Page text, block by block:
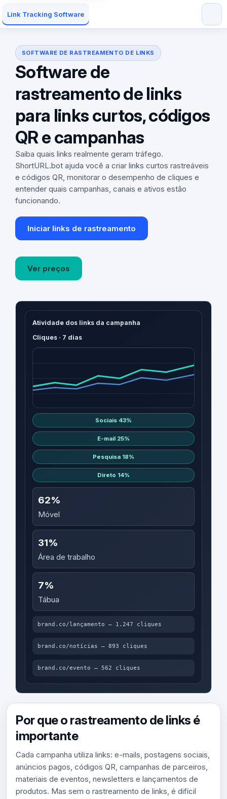
Link Tracking Software
SOFTWARE DE RASTREAMENTO DE LINKS
Software de
rastreamento de links
para links curtos, códigos
QR e campanhas
Saiba quais links realmente geram tráfego.
ShortURL.bot ajuda você a criar links curtos rastreáveis ​​
e códigos QR, monitorar o desempenho de cliques e
entender quais campanhas, canais e ativos estão
funcionando.
Iniciar links de rastreamento
Ver preços
Atividade dos links da campanha
Cliques · 7 dias
Sociais 43%
E-mail 25%
Pesquisa 18%
Direto 14%
62%
Móvel
31%
Área de trabalho
7%
Tábua
brand.co/lançamento — 1.247 cliques
brand.co/notícias — 893 cliques
brand.co/evento — 562 cliques
Por que o rastreamento de links é
importante
Cada campanha utiliza links: e-mails, postagens sociais,
anúncios pagos, códigos QR, campanhas de parceiros,
materiais de eventos, newsletters e lançamentos de
produtos. Mas sem o rastreamento de links, é difícil